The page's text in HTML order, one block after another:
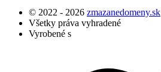
© 2022 - 2026 zmazanedomeny.sk
Všetky práva vyhradené
Vyrobené s